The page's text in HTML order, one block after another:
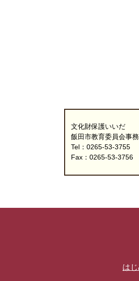
文化財保護いいだ
飯田市教育委員会事
Tel：0265-53-3755
Fax：0265-53-3756
は